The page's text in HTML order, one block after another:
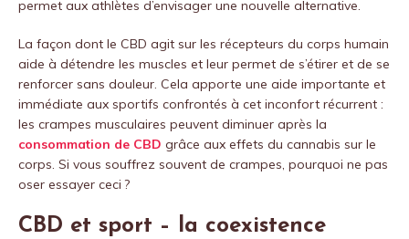
permet aux athlètes d’envisager une nouvelle alternative.
La façon dont le CBD agit sur les récepteurs du corps humain
aide à détendre les muscles et leur permet de s’étirer et de se
renforcer sans douleur. Cela apporte une aide importante et
immédiate aux sportifs confrontés à cet inconfort récurrent :
les crampes musculaires peuvent diminuer après la
consommation de CBD grâce aux effets du cannabis sur le
corps. Si vous souffrez souvent de crampes, pourquoi ne pas
oser essayer ceci ?
CBD et sport – la coexistence